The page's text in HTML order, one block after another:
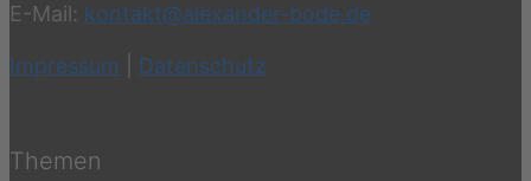
E-Mail: kontakt@alexander-bode.de
Impressum Datenschutz
Themen